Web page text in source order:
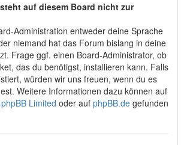
auf diesem Board nicht zur
Administration entweder deine Sprache
niemand hat das Forum bislang in deine
Frage ggf. einen Board-Administrator, ob
das du benötigst, installieren kann. Falls
würden wir uns freuen, wenn du es
Weitere Informationen dazu können auf
phpBB Limited oder auf phpBB.de gefunden